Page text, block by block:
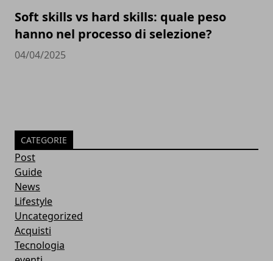
Soft skills vs hard skills: quale peso
hanno nel processo di selezione?
04/04/2025
CATEGORIE
Post
Guide
News
Lifestyle
Uncategorized
Acquisti
Tecnologia